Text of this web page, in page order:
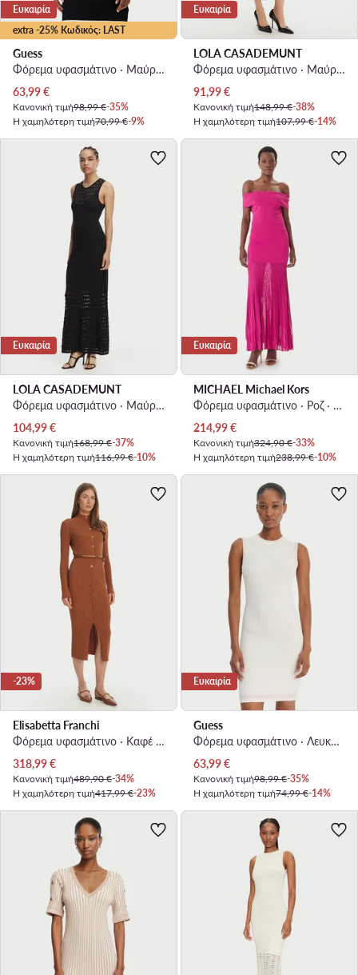
extra -25% Κωδικός: LAST
Ευκαιρία
Guess
Φόρεμα υφασμάτινο · Μαύρο · Mini
Τρέχουσα τιμή
63,99€
Κανονική τιμή98,99 €-35%
Η χαμηλότερη τιμή70,99 €-9%
Ευκαιρία
LOLA CASADEMUNT
Φόρεμα υφασμάτινο · Μαύρο · Midi
Τρέχουσα τιμή
91,99€
Κανονική τιμή148,99 €-38%
Η χαμηλότερη τιμή107,99 €-14%
Ευκαιρία
LOLA CASADEMUNT
Φόρεμα υφασμάτινο · Μαύρο · Maxi
Τρέχουσα τιμή
104,99€
Κανονική τιμή168,99 €-37%
Η χαμηλότερη τιμή116,99 €-10%
Ευκαιρία
MICHAEL Michael Kors
Φόρεμα υφασμάτινο · Ροζ · Maxi
Τρέχουσα τιμή
214,99€
Κανονική τιμή324,90 €-33%
Η χαμηλότερη τιμή238,99 €-10%
-23%
Elisabetta Franchi
Φόρεμα υφασμάτινο · Καφέ · Midi
Τρέχουσα τιμή
318,99€
Κανονική τιμή489,90 €-34%
Η χαμηλότερη τιμή417,99 €-23%
Ευκαιρία
Guess
Φόρεμα υφασμάτινο · Λευκό · Mini
Τρέχουσα τιμή
63,99€
Κανονική τιμή98,99 €-35%
Η χαμηλότερη τιμή74,99 €-14%